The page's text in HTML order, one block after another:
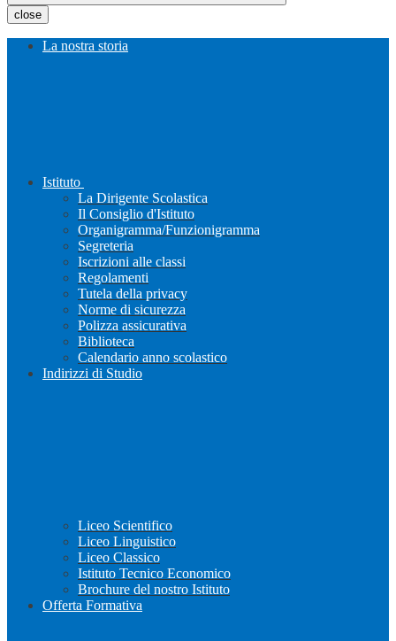
close
La nostra storia
Istituto
La Dirigente Scolastica
Il Consiglio d'Istituto
Organigramma/Funzionigramma
Segreteria
Iscrizioni alle classi
Regolamenti
Tutela della privacy
Norme di sicurezza
Polizza assicurativa
Biblioteca
Calendario anno scolastico
Indirizzi di Studio
Liceo Scientifico
Liceo Linguistico
Liceo Classico
Istituto Tecnico Economico
Brochure del nostro Istituto
Offerta Formativa